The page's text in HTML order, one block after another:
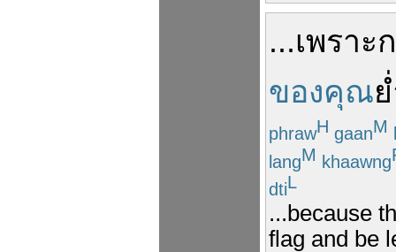
...เพราะ
ของคุณ
phrawH gaanM
langM khaawng
dtiL
...because
flag and be